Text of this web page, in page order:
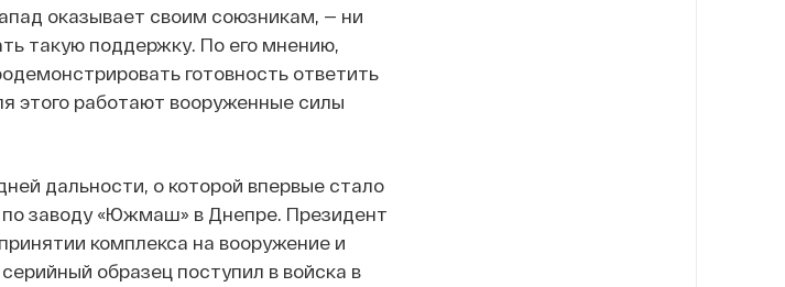
оказывает своим союзникам, — ни
такую поддержку. По его мнению,
готовность ответить
этого работают вооруженные силы
дальности, о которой впервые стало
по заводу «Южмаш» в Днепре. Президент
комплекса на вооружение и
образец поступил в войска в